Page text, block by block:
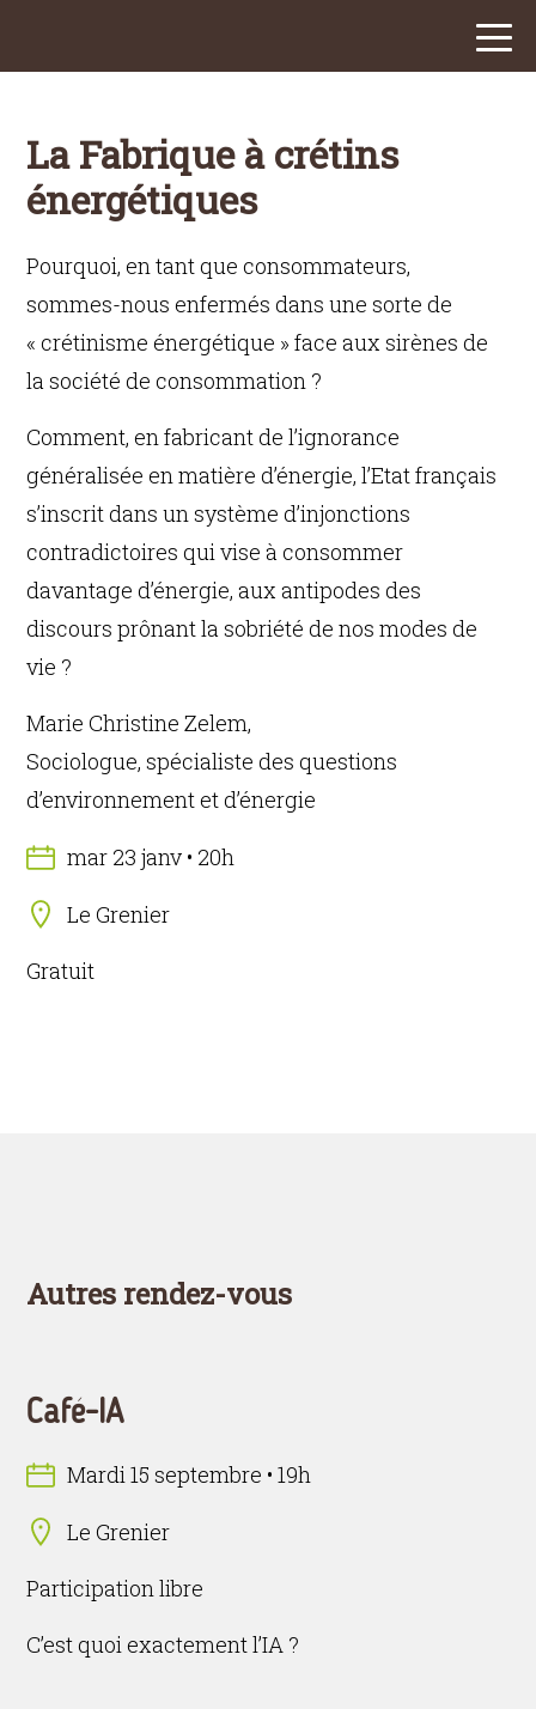
La Fabrique à crétins
énergétiques
Pourquoi, en tant que consommateurs,
sommes-nous enfermés dans une sorte de
« crétinisme énergétique » face aux sirènes de
la société de consommation ?
Comment, en fabricant de l’ignorance
généralisée en matière d’énergie, l’Etat français
s’inscrit dans un système d’injonctions
contradictoires qui vise à consommer
davantage d’énergie, aux antipodes des
discours prônant la sobriété de nos modes de
vie ?
Marie Christine Zelem,
Sociologue, spécialiste des questions
d’environnement et d’énergie
mar 23 janv • 20h
Le Grenier
Gratuit
Autres rendez-vous
Café-IA
Mardi 15 septembre • 19h
Le Grenier
Participation libre
C’est quoi exactement l’IA ?